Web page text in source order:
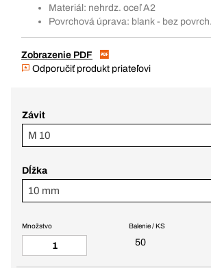
Materiál: nehrdz. oceľ A2
Povrchová úprava: blank - bez
Zobrazenie PDF
Odporučiť produkt priateľovi
Závit
M 10
Dĺžka
10 mm
Balenie / KS
50
Množstvo